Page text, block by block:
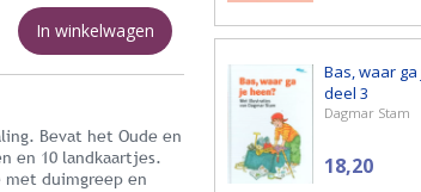
In winkelwagen
Bevat het Oude en
en 10 landkaartjes.
met duimgreep en
Bas, waar
deel 3
Dagmar Stam
18,20